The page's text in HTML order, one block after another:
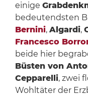
einige
bedeutendsten
Bernini, Algardi,
Francesco
beide hier
Büsten von
Cepparelli, zwei
Wohltäter der